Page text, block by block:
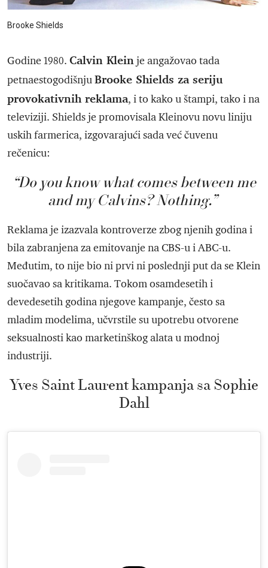
Brooke Shields
Godine 1980. Calvin Kleinje angažovao tada
petnaestogodišnjuBrooke Shields za seriju
provokativnih reklama, i to kako u štampi, tako i na
televiziji. Shields je promovisala Kleinovu novu liniju
uskih farmerica, izgovarajući sada već čuvenu
rečenicu:
“Do you know what comes between me
and my Calvins? Nothing.”
Reklama je izazvala kontroverze zbog njenih godina i
bila zabranjena za emitovanje na CBS-u i ABC-u.
Međutim, to nije bio ni prvi ni poslednji put da se Klein
suočavao sa kritikama. Tokom osamdesetih i
devedesetih godina njegove kampanje, često sa
mladim modelima, učvrstile su upotrebu otvorene
seksualnosti kao marketinškog alata u modnoj
industriji.
Yves Saint Laurent kampanja sa Sophie
Dahl